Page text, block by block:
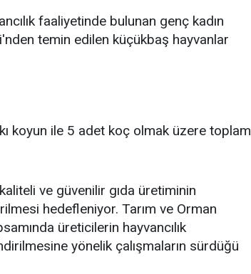
faaliyetinde bulunan genç kadın
temin edilen küçükbaş hayvanlar
koyun ile 5 adet koç olmak üzere toplam
kaliteli ve güvenilir gıda üretiminin
hedefleniyor. Tarım ve Orman
üreticilerin hayvancılık
yönelik çalışmaların sürdüğü